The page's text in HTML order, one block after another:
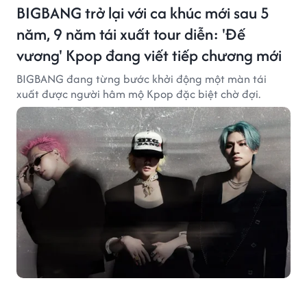
BIGBANG trở lại với ca khúc mới sau 5
năm, 9 năm tái xuất tour diễn: 'Đế
vương' Kpop đang viết tiếp chương mới
BIGBANG đang từng bước khởi động một màn tái
xuất được người hâm mộ Kpop đặc biệt chờ đợi.